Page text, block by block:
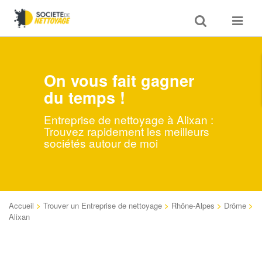
Toggle
search
Toggle
On vous fait gagner
du temps !
Entreprise de nettoyage à Alixan :
Trouvez rapidement les meilleurs
sociétés autour de moi
Accueil > Trouver un Entreprise de nettoyage > Rhône-Alpes > Drôme >
Alixan